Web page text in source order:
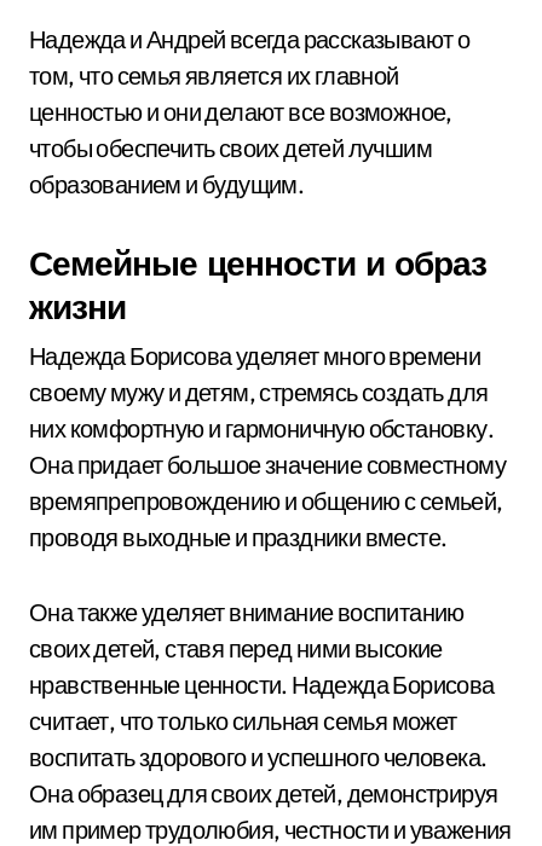
Надежда и Андрей всегда рассказывают о
том, что семья является их главной
ценностью и они делают все возможное,
чтобы обеспечить своих детей лучшим
образованием и будущим.
Семейные ценности и образ
жизни
Надежда Борисова уделяет много времени
своему мужу и детям, стремясь создать для
них комфортную и гармоничную обстановку.
Она придает большое значение совместному
времяпрепровождению и общению с семьей,
проводя выходные и праздники вместе.
Она также уделяет внимание воспитанию
своих детей, ставя перед ними высокие
нравственные ценности. Надежда Борисова
считает, что только сильная семья может
воспитать здорового и успешного человека.
Она образец для своих детей, демонстрируя
им пример трудолюбия, честности и уважения